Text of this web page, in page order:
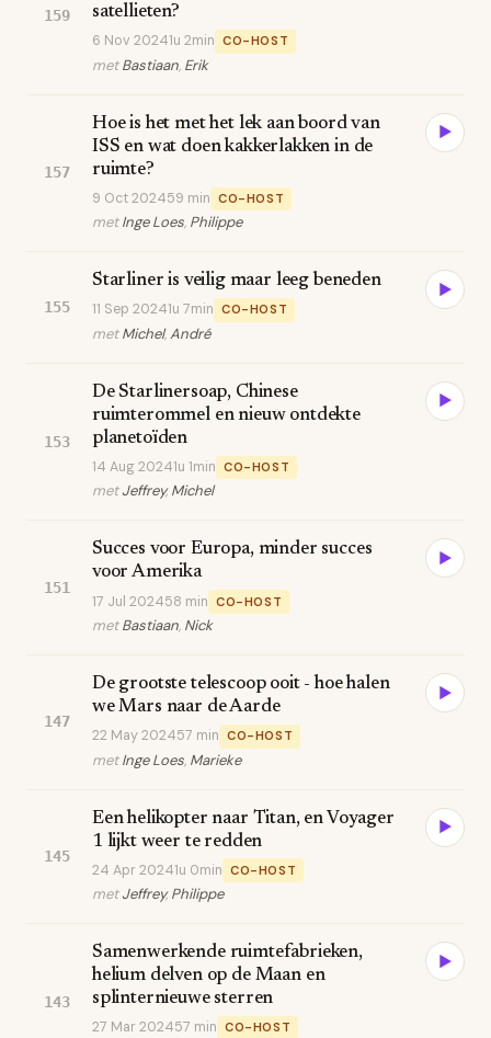
159
satellieten?
6 Nov 20241u 2min CO-HOST
metBastiaan, Erik
157
Hoe is het met het lek aan boord van
ISS en wat doen kakkerlakken in de
ruimte?
9 Oct 202459 min CO-HOST
metInge Loes, Philippe
▶
155
Starliner is veilig maar leeg beneden
11 Sep 20241u 7min CO-HOST
metMichel,André
▶
153
De Starlinersoap, Chinese
ruimterommel en nieuw ontdekte
planetoïden
14 Aug 20241u 1min CO-HOST
metJeffrey,Michel
▶
151
Succes voor Europa, minder succes
voor Amerika
17 Jul 202458 min CO-HOST
metBastiaan, Nick
▶
147
De grootste telescoop ooit - hoe halen
we Mars naar de Aarde
22 May 202457 min CO-HOST
metInge Loes, Marieke
▶
145
Een helikopter naar Titan, en Voyager
1 lijkt weer te redden
24 Apr 20241u 0min CO-HOST
metJeffrey,Philippe
▶
143
Samenwerkende ruimtefabrieken,
helium delven op de Maan en
splinternieuwe sterren
27 Mar 202457 min CO-HOST
▶